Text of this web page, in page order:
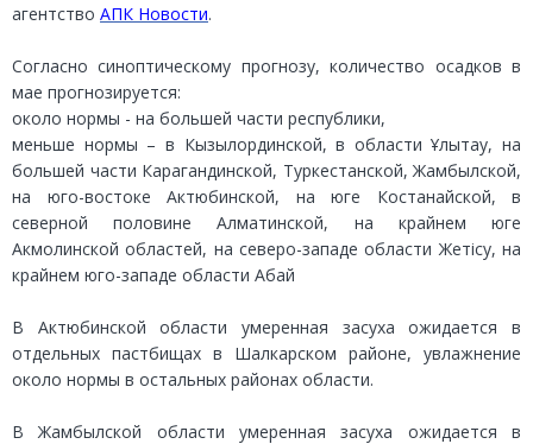
агентство АПК Новости.
Согласно синоптическому прогнозу, количество осадков в
мае прогнозируется:
около нормы - на большей части республики,
меньше нормы – в Кызылординской, в области Ұлытау, на
большей части Карагандинской, Туркестанской, Жамбылской,
на юго-востоке Актюбинской, на юге Костанайской, в
северной половине Алматинской, на крайнем юге
Акмолинской областей, на северо-западе области Жетісу, на
крайнем юго-западе области Абай
В Актюбинской области умеренная засуха ожидается в
отдельных пастбищах в Шалкарском районе, увлажнение
около нормы в остальных районах области.
В Жамбылской области умеренная засуха ожидается в